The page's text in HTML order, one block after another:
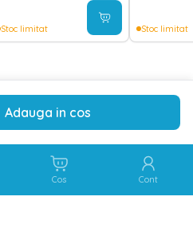
Adauga in cos
Stoc limitat Stoc limitat
Cos Cont